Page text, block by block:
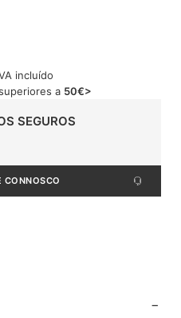
incluído
a 50€>
SEGUROS
CONNOSCO